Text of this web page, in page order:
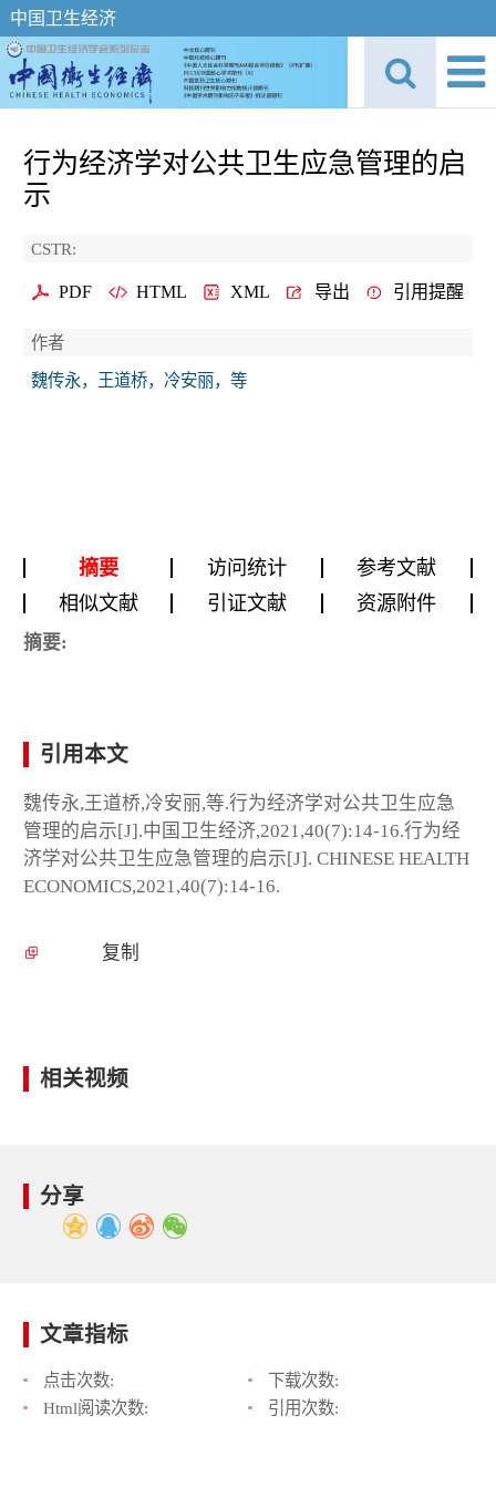
中国卫生经济
行为经济学对公共卫生应急管理的启
示
CSTR:
PDF HTML XML 导出 引用提醒
作者
魏传永，王道桥，冷安丽，等
摘要 访问统计
参考文献
相似文献
引证文献 资源附件
摘要:
引用本文
魏传永,王道桥,冷安丽,等.行为经济学对公共卫生应急
管理的启示[J].中国卫生经济,2021,40(7):14-16.行为经
济学对公共卫生应急管理的启示[J]. CHINESE HEALTH
ECONOMICS,2021,40(7):14-16.
复制
相关视频
分享
文章指标
点击次数:
下载次数:
Html阅读次数:
引用次数: